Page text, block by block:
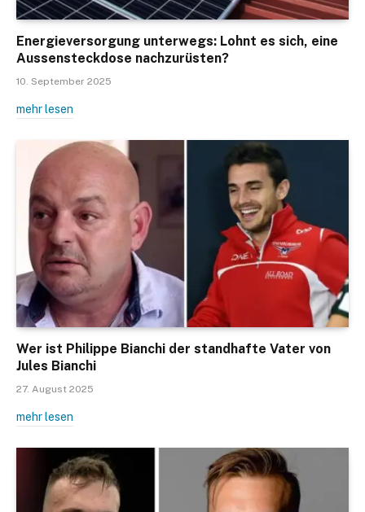
Energieversorgung unterwegs: Lohnt es sich, eine
Aussensteckdose nachzurüsten?
10. September 2025
mehr lesen
Wer ist Philippe Bianchi der standhafte Vater von
Jules Bianchi
27. August 2025
mehr lesen